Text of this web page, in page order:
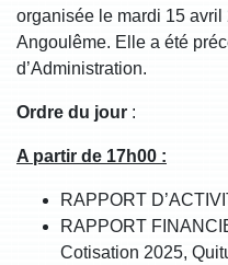
organisée le mardi 15 avril
Angoulême. Elle a été
d’Administration.
Ordre du jour :
A partir de 17h00 :
RAPPORT
RAPPORT
Cotisation 2025,